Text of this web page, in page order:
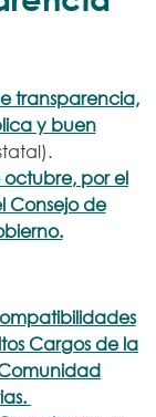
transparencia,
y buen
octubre, por el
Consejo de
Cargos de la